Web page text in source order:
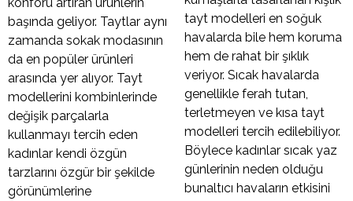
başında geliyor. Taytlar aynı
zamanda sokak modasının
da en popüler ürünleri
arasında yer alıyor. Tayt
modellerini kombinlerinde
değişik parçalarla
kullanmayı tercih eden
kadınlar kendi özgün
tarzlarını özgür bir şekilde
görünümlerine
tayt modelleri en soğuk
havalarda bile hem koruma
hem de rahat bir şıklık
veriyor. Sıcak havalarda
genellikle ferah tutan,
terletmeyen ve kısa tayt
modelleri tercih edilebiliyor.
Böylece kadınlar sıcak yaz
günlerinin neden olduğu
bunaltıcı havaların etkisini